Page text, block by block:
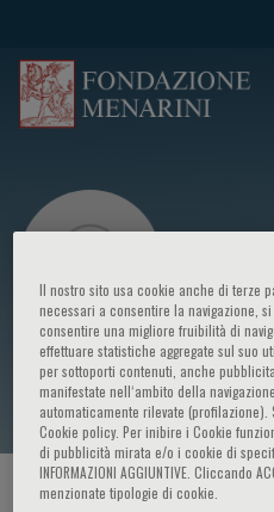
Tatjana Potpara
HOME PAGE / CURSOS Y
Il nostro sito usa cookie anche di terze
necessari a consentire la navigazione,
consentire una migliore fruibilità di
effettuare statistiche aggregate sul suo
per sottoporti contenuti, anche
manifestate nell‘ambito della
automaticamente rilevate
Cookie policy. Per inibire i Cookie
di pubblicità mirata e/o i cookie di
INFORMAZIONI AGGIUNTIVE. Cliccando
menzionate tipologie di cookie.